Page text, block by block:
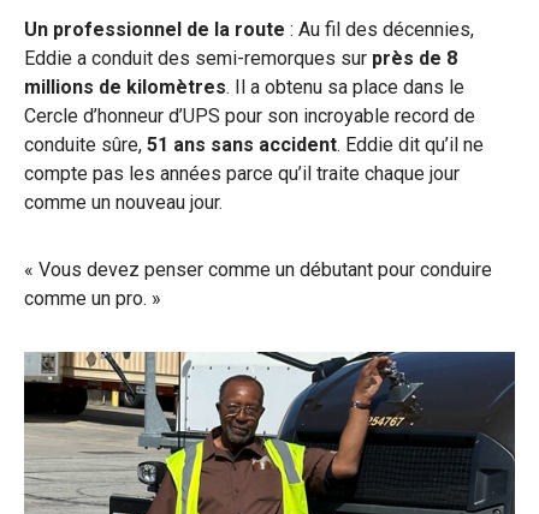
Un professionnel de la route : Au fil des décennies,
Eddie a conduit des semi-remorques sur près de 8
millions de kilomètres. Il a obtenu sa place dans le
Cercle d’honneur d’UPS pour son incroyable record de
conduite sûre, 51 ans sans accident. Eddie dit qu’il ne
compte pas les années parce qu’il traite chaque jour
comme un nouveau jour.
« Vous devez penser comme un débutant pour conduire
comme un pro. »